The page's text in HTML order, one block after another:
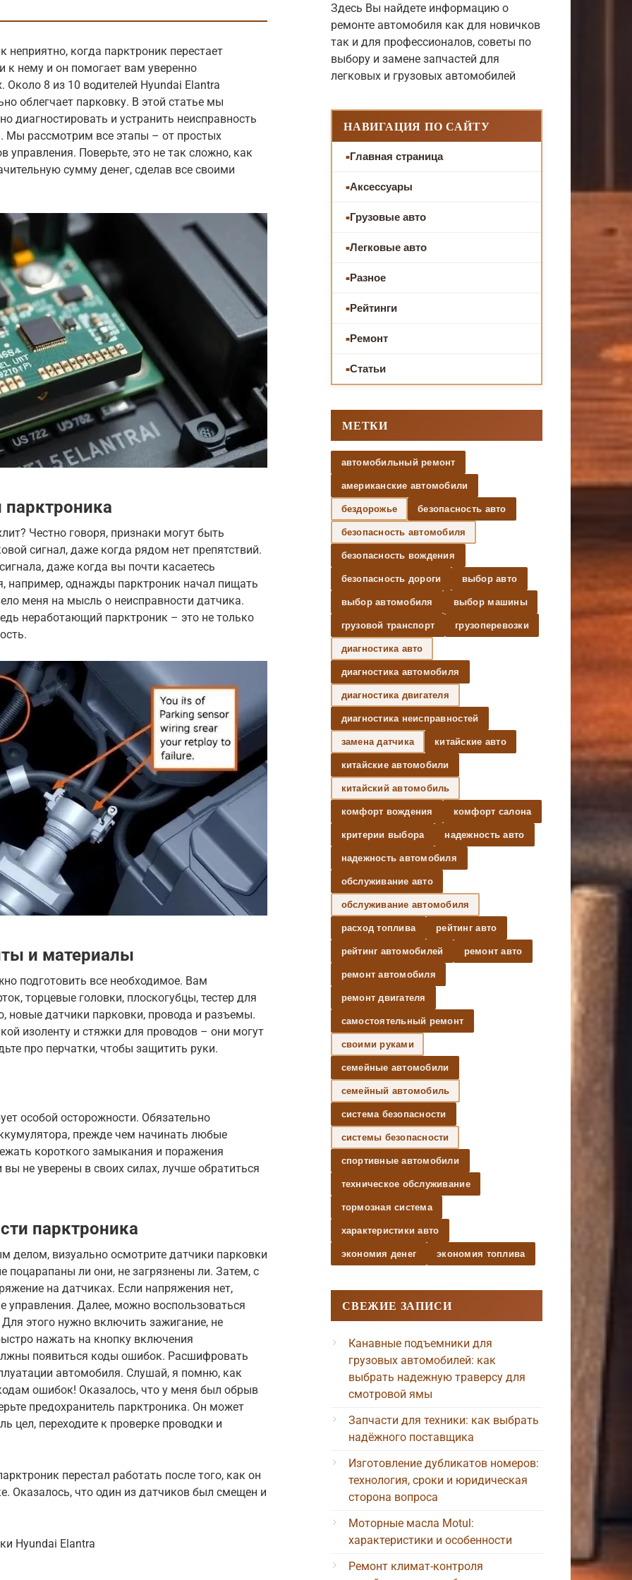
когда парктроник перестает
к нему и он помогает вам уверенно
Около 8 из 10 водителей Hyundai Elantra
облегчает парковку. В этой статье мы
диагностировать и устранить неисправность
Мы рассмотрим все этапы – от простых
Поверьте, это не так сложно, как
сумму денег, сделав все своими
Честно говоря, признаки могут быть
сигнал, даже когда рядом нет препятствий.
даже когда вы почти касаетесь
например, однажды парктроник начал пищать
меня на мысль о неисправности датчика.
неработающий парктроник – это не только
и материалы
подготовить все необходимое. Вам
торцевые головки, плоскогубцы, тестер для
новые датчики парковки, провода и разъемы.
изоленту и стяжки для проводов – они могут
про перчатки, чтобы защитить руки.
особой осторожности. Обязательно
прежде чем начинать любые
короткого замыкания и поражения
не уверены в своих силах, лучше обратиться
парктроника
делом, визуально осмотрите датчики парковки
поцарапаны ли они, не загрязнены ли. Затем, с
на датчиках. Если напряжения нет,
управления. Далее, можно воспользоваться
этого нужно включить зажигание, не
нажать на кнопку включения
появиться коды ошибок. Расшифровать
автомобиля. Слушай, я помню, как
ошибок! Оказалось, что у меня был обрыв
предохранитель парктроника. Он может
цел, переходите к проверке проводки и
перестал работать после того, как он
Оказалось, что один из датчиков был смещен и
Hyundai Elantra
Здесь Вы найдете информацию о
ремонте автомобиля как для новичков
так и для профессионалов, советы по
выбору и замене запчастей для
легковых и грузовых автомобилей
НАВИГАЦИЯ ПО САЙТУ
Главная страница
Аксессуары
Грузовые авто
Легковые авто
Разное
Рейтинги
Ремонт
Статьи
МЕТКИ
автомобильный ремонт
американские автомобили
бездорожье безопасность авто
безопасность автомобиля
безопасность вождения
безопасность дороги выбор авто
выбор автомобиля выбор машины
грузовой транспорт грузоперевозки
диагностика авто
диагностика автомобиля
диагностика двигателя
диагностика неисправностей
замена датчика китайские авто
китайские автомобили
китайский автомобиль
комфорт вождения комфорт салона
критерии выбора надежность авто
надежность автомобиля
обслуживание авто
обслуживание автомобиля
расход топлива рейтинг авто
рейтинг автомобилей ремонт авто
ремонт автомобиля
ремонт двигателя
самостоятельный ремонт
своими руками
семейные автомобили
семейный автомобиль
система безопасности
системы безопасности
спортивные автомобили
техническое обслуживание
тормозная система
характеристики авто
экономия денег экономия топлива
СВЕЖИЕ ЗАПИСИ
Канавные подъемники для
грузовых автомобилей: как
выбрать надежную траверсу для
смотровой ямы
Запчасти для техники: как выбрать
надёжного поставщика
Изготовление дубликатов номеров:
технология, сроки и юридическая
сторона вопроса
Моторные масла Motul:
характеристики и особенности
Ремонт климат-контроля